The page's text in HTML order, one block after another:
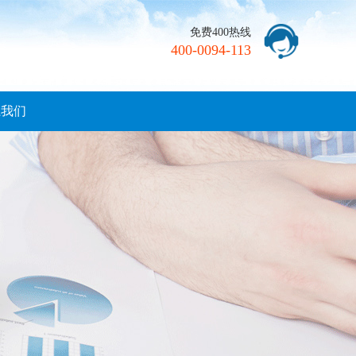
免费400热线
400-0094-113
们